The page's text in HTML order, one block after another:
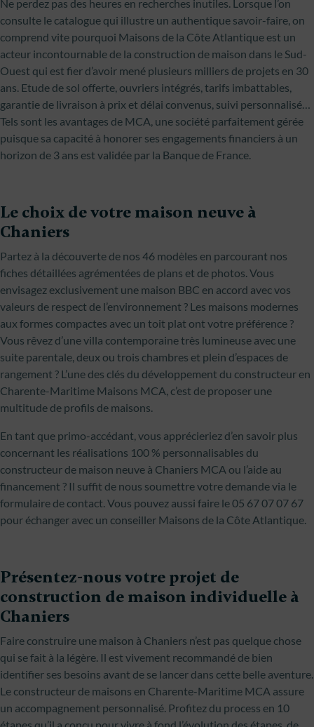
Ne perdez pas des heures en recherches inutiles. Lorsque l’on
consulte le catalogue qui illustre un authentique savoir-faire, on
comprend vite pourquoi Maisons de la Côte Atlantique est un
acteur incontournable de la construction de maison dans le Sud-
Ouest qui est fier d’avoir mené plusieurs milliers de projets en 30
ans. Etude de sol offerte, ouvriers intégrés, tarifs imbattables,
garantie de livraison à prix et délai convenus, suivi personnalisé…
Tels sont les avantages de MCA, une société parfaitement gérée
puisque sa capacité à honorer ses engagements financiers à un
horizon de 3 ans est validée par la Banque de France.
Le choix de votre maison neuve à
Chaniers
Partez à la découverte de nos 46 modèles en parcourant nos
fiches détaillées agrémentées de plans et de photos. Vous
envisagez exclusivement une maison BBC en accord avec vos
valeurs de respect de l’environnement ? Les maisons modernes
aux formes compactes avec un toit plat ont votre préférence ?
Vous rêvez d’une villa contemporaine très lumineuse avec une
suite parentale, deux ou trois chambres et plein d’espaces de
rangement ? L’une des clés du développement du constructeur en
Charente-Maritime Maisons MCA, c’est de proposer une
multitude de profils de maisons.
En tant que primo-accédant, vous apprécieriez d’en savoir plus
concernant les réalisations 100 % personnalisables du
constructeur de maison neuve à Chaniers MCA ou l’aide au
financement ? Il suffit de nous soumettre votre demande via le
formulaire de contact. Vous pouvez aussi faire le 05 67 07 07 67
pour échanger avec un conseiller Maisons de la Côte Atlantique.
Présentez-nous votre projet de
construction de maison individuelle à
Chaniers
Faire construire une maison à Chaniers n’est pas quelque chose
qui se fait à la légère. Il est vivement recommandé de bien
identifier ses besoins avant de se lancer dans cette belle aventure.
Le constructeur de maisons en Charente-Maritime MCA assure
un accompagnement personnalisé. Profitez du process en 10